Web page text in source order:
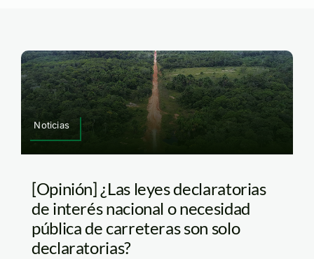
Noticias
[Opinión] ¿Las leyes declaratorias
de interés nacional o necesidad
pública de carreteras son solo
declaratorias?